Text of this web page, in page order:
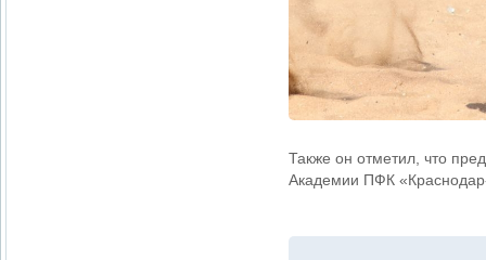
Также он отметил, что
Академии ПФК